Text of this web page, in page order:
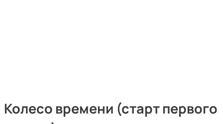
Колесо времени (старт первого